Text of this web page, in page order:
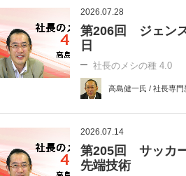
2026.07.28
第206回 ジェン
日
社長のメシの種 4.0
高島健一氏 / 社長専
2026.07.14
第205回 サッカ
先端技術